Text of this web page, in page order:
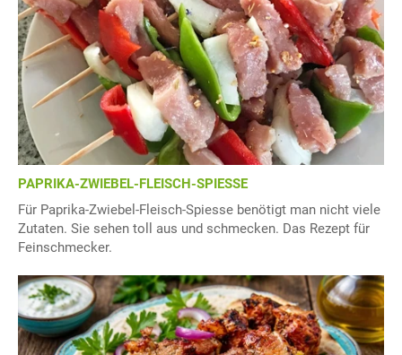
PAPRIKA-ZWIEBEL-FLEISCH-SPIESSE
Für Paprika-Zwiebel-Fleisch-Spiesse benötigt man nicht viele
Zutaten. Sie sehen toll aus und schmecken. Das Rezept für
Feinschmecker.